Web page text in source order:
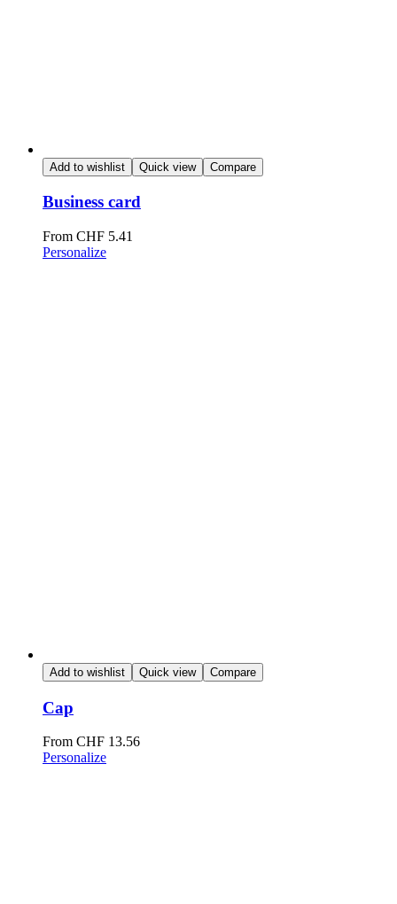
Add to wishlist Quick view Compare
Business card
From CHF 5.41
Personalize
Add to wishlist Quick view Compare
Cap
From CHF 13.56
Personalize